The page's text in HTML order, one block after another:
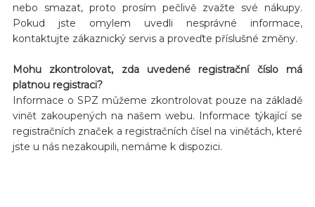
nebo smazat, proto prosím pečlivě zvažte své nákupy.
Pokud jste omylem uvedli nesprávné informace,
kontaktujte zákaznický servis a proveďte příslušné změny.
Mohu zkontrolovat, zda uvedené registrační číslo má
platnou registraci?
Informace o SPZ můžeme zkontrolovat pouze na základě
vinět zakoupených na našem webu. Informace týkající se
registračních značek a registračních čísel na vinětách, které
jste u nás nezakoupili, nemáme k dispozici.